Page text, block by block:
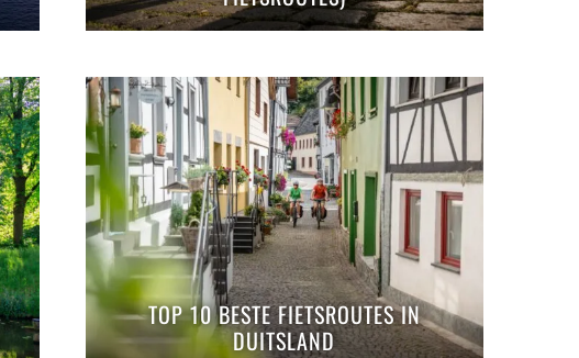
TOP 10 BESTE FIETSROUTES IN
DUITSLAND